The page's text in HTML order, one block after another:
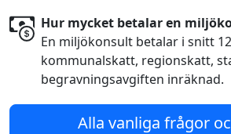
Hur mycket betalar en
En miljökonsult betalar i snitt
kommunalskatt, regionskatt,
begravningsavgiften inräknad.
Alla vanliga frågor